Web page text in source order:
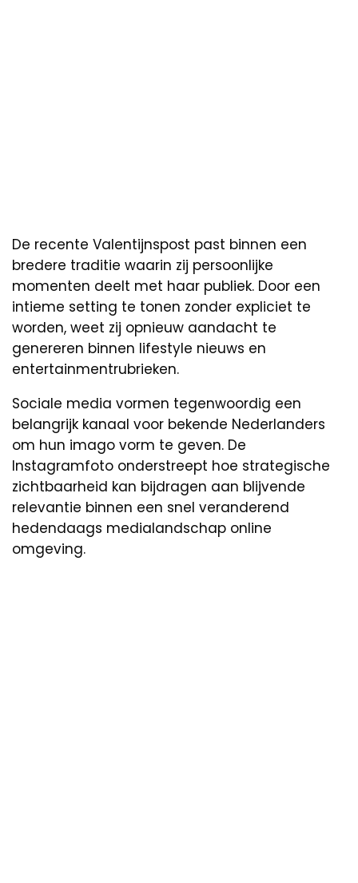
De recente Valentijnspost past binnen een
bredere traditie waarin zij persoonlijke
momenten deelt met haar publiek. Door een
intieme setting te tonen zonder expliciet te
worden, weet zij opnieuw aandacht te
genereren binnen lifestyle nieuws en
entertainmentrubrieken.
Sociale media vormen tegenwoordig een
belangrijk kanaal voor bekende Nederlanders
om hun imago vorm te geven. De
Instagramfoto onderstreept hoe strategische
zichtbaarheid kan bijdragen aan blijvende
relevantie binnen een snel veranderend
hedendaags medialandschap online
omgeving.